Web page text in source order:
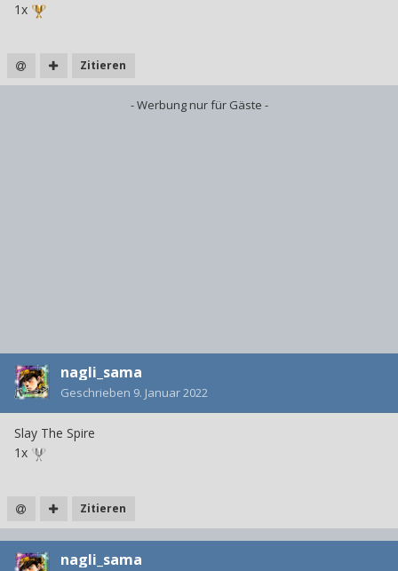
1x
Zitieren
- Werbung nur für Gäste -
nagli_sama
Geschrieben 9. Januar 2022
Slay The Spire
1x
Zitieren
nagli_sama